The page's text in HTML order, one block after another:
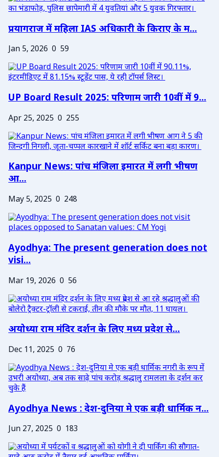
प्रयागराज में महिला IAS अधिकारी के किराए के म...
Jan 5, 2026 0 59
UP Board Result 2025: परिणाम जारी 10वीं में 9...
Apr 25, 2025 0 255
Kanpur News: पांच मंजिला इमारत में लगी भीषण
आ...
May 5, 2025 0 248
Ayodhya: The present generation does not
visi...
Mar 19, 2026 0 56
अयोध्या राम मंदिर दर्शन के लिए मध्य प्रदेश से...
Dec 11, 2025 0 76
Ayodhya News : देश-दुनिया मे एक बड़ी धार्मिक न...
Jun 27, 2025 0 183